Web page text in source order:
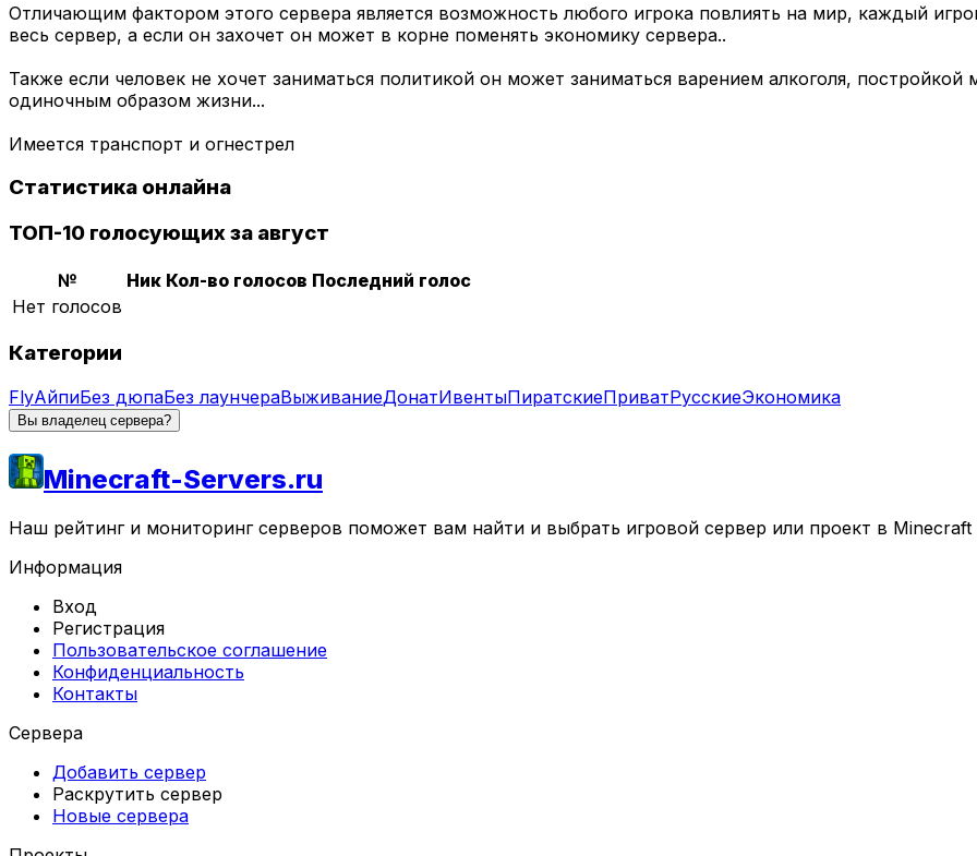
Отличающим фактором этого сервера является возможность любого игрока повлиять на мир, каждый
весь сервер, а если он захочет он может в корне поменять экономику сервера..
Также если человек не хочет заниматься политикой он может заниматься варением алкоголя,
одиночным образом жизни...
Имеется транспорт и огнестрел
Статистика онлайна
ТОП-10 голосующих за август
№ Ник Кол-во голосов Последний голос
Нет голосов
Категории
FlyАйпиБез дюпаБез лаунчераВыживаниеДонатИвентыПиратскиеПриватРусскиеЭкономика
Вы владелец сервера?
Minecraft-Servers.ru
Наш рейтинг и мониторинг серверов поможет вам найти и выбрать игровой сервер или проект в
Информация
Вход
Регистрация
Пользовательское соглашение
Конфиденциальность
Контакты
Сервера
Добавить сервер
Раскрутить сервер
Новые сервера